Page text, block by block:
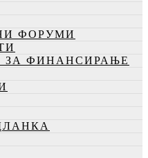
ФОРУМИ
ФИНАНСИРАЊЕ